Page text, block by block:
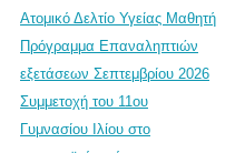
Ατομικό Δελτίο Υγείας Μαθητή
Πρόγραμμα Επαναληπτιών
εξετάσεων Σεπτεμβρίου 2026
Συμμετοχή του 11ου
Γυμνασίου Ιλίου στο